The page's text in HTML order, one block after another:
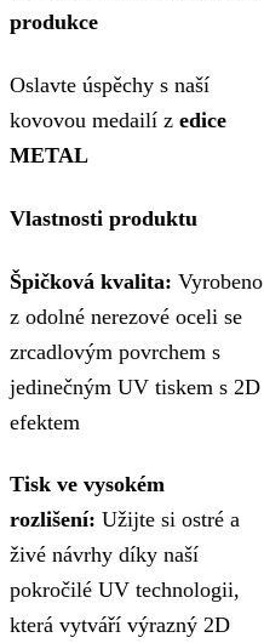
produkce
Oslavte úspěchy s naší
kovovou medailí z edice
METAL
Vlastnosti produktu
Špičková kvalita: Vyrobeno
z odolné nerezové oceli se
zrcadlovým povrchem s
jedinečným UV tiskem s 2D
efektem
Tisk ve vysokém
rozlišení: Užijte si ostré a
živé návrhy díky naší
pokročilé UV technologii,
která vytváří výrazný 2D